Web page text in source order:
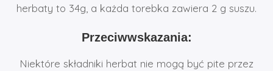
herbaty to 34g, a każda torebka zawiera 2 g suszu.
Przeciwwskazania:
Niektóre składniki herbat nie mogą być pite przez